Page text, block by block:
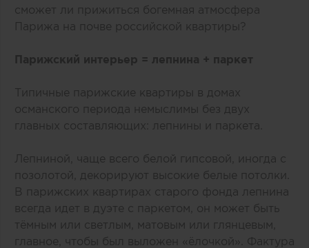
сможет ли прижиться богемная атмосфера
Парижа на почве российской квартиры?
Парижский интерьер = лепнина + паркет
Типичные парижские квартиры в домах
османского периода немыслимы без двух
главных составляющих: лепнины и паркета.
Лепниной, чаще всего белой гипсовой, иногда с
позолотой, декорируют высокие белые потолки.
В парижских квартирах старого фонда лепнина
всегда идет в дуэте с паркетом, он может быть
тёмным или светлым, матовым или глянцевым,
главное, чтобы был выложен «‎ёлочкой». Фактура